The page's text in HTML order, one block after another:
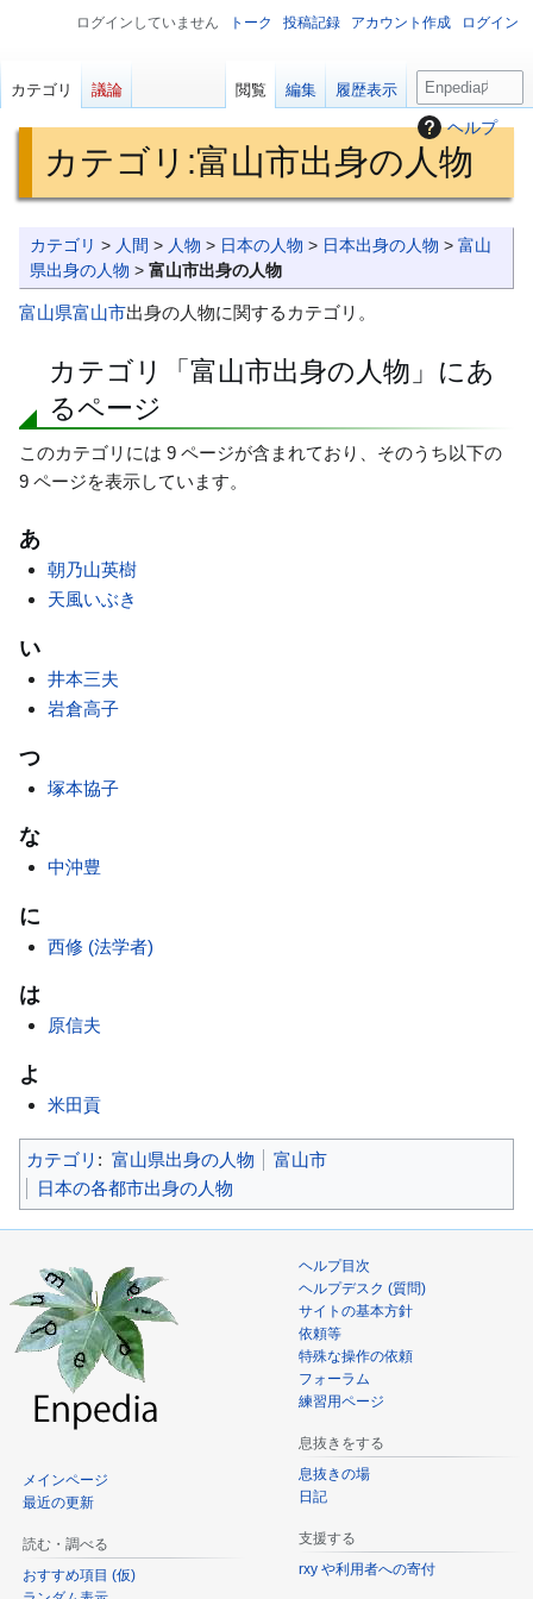
ヘルプ
カテゴリ :富山市出身の人物
ナ
ビ
ー
ン
移
検
索
移
カテゴリ > 人間 > 人物 > 日本の人物 > 日本出身の人物 >富山
県出身の人物 >富山市出身の人物
富山県富山市出身の人物に関するカテゴリ。
カテゴリ「富山市出身の人物」にあ
るページ
このカテゴリには 9 ページが含まれており、そのうち以下の
9 ページを表示しています。
あ
朝乃山英樹
天風いぶき
い
井本三夫
岩倉高子
つ
塚本協子
な
中沖豊
に
西修 (法学者)
は
原信夫
よ
米田貢
カテゴリ : 富山県出身の人物
富山市
日本の各都市出身の人物
ログインしていません トーク 投稿記録 アカウント作成 ログイン
カテゴリ 議論 閲覧 編集 履歴表示
検
索
メインページ
最近の更新
読む・調べる
おすすめ項目 (仮)
ヘルプ目次
ヘルプデスク (質問)
サイトの基本方針
依頼等
特殊な操作の依頼
フォーラム
練習用ページ
息抜きをする
息抜きの場
日記
支援する
rxy や利用者への寄付